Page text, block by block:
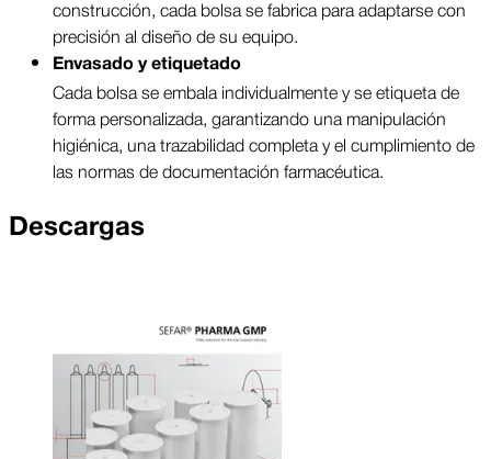
construcción, cada bolsa se fabrica para adaptarse con
precisión al diseño de su equipo.
Envasado y etiquetado
Cada bolsa se embala individualmente y se etiqueta de
forma personalizada, garantizando una manipulación
higiénica, una trazabilidad completa y el cumplimiento de
las normas de documentación farmacéutica.
Descargas